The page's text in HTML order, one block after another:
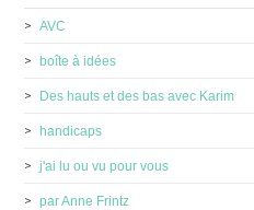
AVC
boîte à idées
Des hauts et des bas avec Karim
handicaps
j'ai lu ou vu pour vous
par Anne Frintz